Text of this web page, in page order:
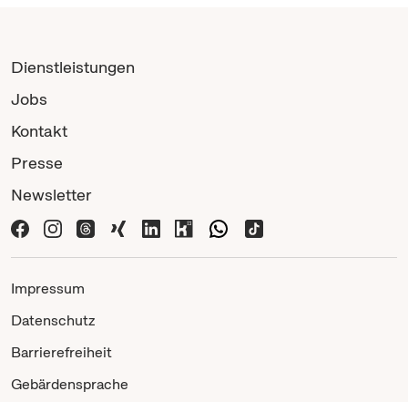
Dienstleistungen
Jobs
Kontakt
Presse
Newsletter
Impressum
Datenschutz
Barrierefreiheit
Gebärdensprache